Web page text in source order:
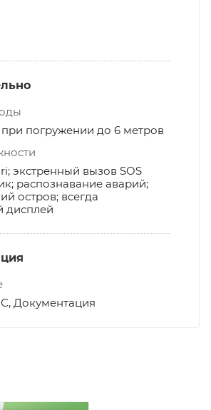
погружении до 6 метров
экстренный вызов SOS
распознавание аварий;
остров; всегда
дисплей
Документация